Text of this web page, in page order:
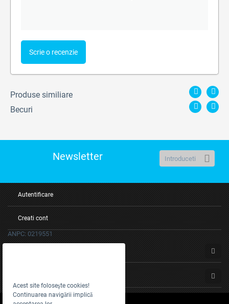
Scrie o recenzie
Produse similiare
Becuri
Newsletter
Autentificare
Creati cont
ANPC: 0219551
Acest site foloseşte cookies!
Continuarea navigării implică